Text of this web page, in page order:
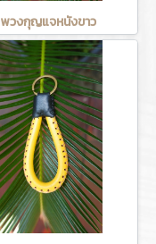
พวงกุญแจหนังขาว